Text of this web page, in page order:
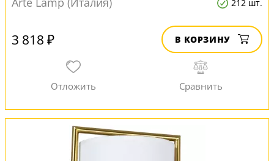
212 шт.
3 818 ₽ В КОРЗИНУ